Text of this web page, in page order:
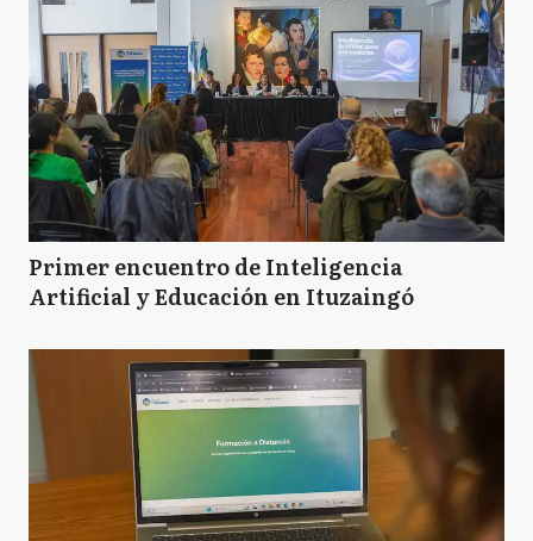
Primer encuentro de Inteligencia
Artificial y Educación en Ituzaingó